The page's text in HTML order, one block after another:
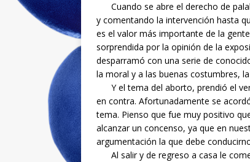
Cuando se abre el derecho de
y comentando la intervención hasta
es el valor más importante de la
sorprendida por la opinión de la
desparramó con una serie de
la moral y a las buenas costumbres,
Y el tema del aborto, prendió el
en contra. Afortunadamente se
tema. Pienso que fue muy positivo
alcanzar un concenso, ya que en
argumentación la que debe
Al salir y de regreso a casa le